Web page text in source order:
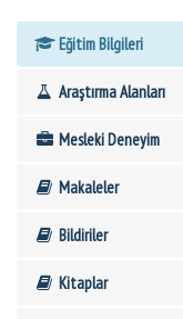
Eğitim Bilgileri
Araştırma Alanları
Mesleki Deneyim
Makaleler
Bildiriler
Kitaplar